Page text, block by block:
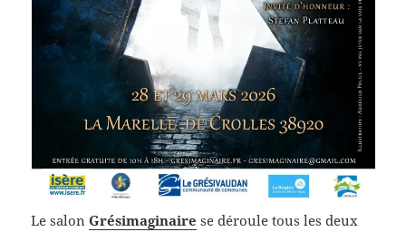
Le salonGrésimaginaire se déroule tous les deux